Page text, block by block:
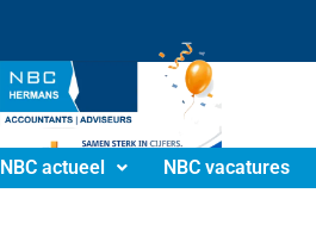
NBC actueel NBC vacatures